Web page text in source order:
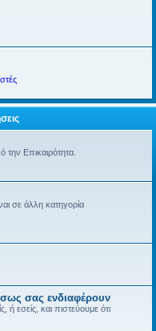
την Επικαιρότητα.
σε άλλη κατηγορία
σας ενδιαφέρουν
ή εσείς, και πιστεύουμε ότι